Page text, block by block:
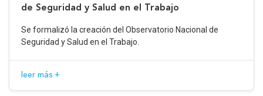
de Seguridad y Salud en el Trabajo
Se formalizó la creación del Observatorio Nacional de
Seguridad y Salud en el Trabajo.
leer más +